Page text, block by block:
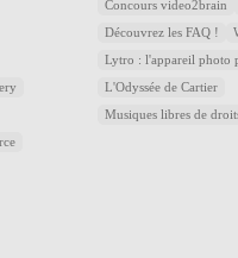
Concours video2brain
Découvrez les FAQ !
Lytro : l'appareil photo
L'Odyssée de Cartier
Musiques libres de